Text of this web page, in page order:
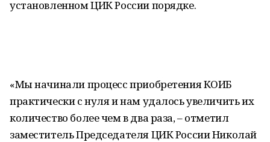
установленном ЦИК России порядке.
«Мы начинали процесс приобретения КОИБ
практически с нуля и нам удалось увеличить их
количество более чем в два раза, – отметил
заместитель Председателя ЦИК России Николай